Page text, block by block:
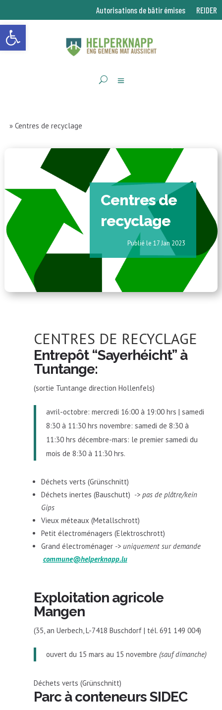
Ouvrir la barre d’outils
Autorisations de bâtir émises REIDER
» Centres de recyclage
Centres de
recyclage
17 Jan 2023
CENTRES DE RECYCLAGE
Entrepôt “Sayerhéicht” à
Tuntange:
(sortie Tuntange direction Hollenfels)
avril-octobre: mercredi 16:00 à 19:00 hrs | samedi
8:30 à 11:30 hrs novembre: samedi de 8:30 à
11:30 hrs décembre-mars: le premier samedi du
mois de 8:30 à 11:30 hrs.
Déchets verts (Grünschnitt)
Déchets inertes (Bauschutt) -> pas de plâtre/kein
Gips
Vieux méteaux (Metallschrott)
Petit électroménagers (Elektroschrott)
Grand électroménager -> uniquement sur demande
commune@helperknapp.lu
Exploitation agricole
Mangen
(35, an Uerbech, L-7418 Buschdorf | tél. 691 149 004)
ouvert du 15 mars au 15 novembre (sauf dimanche)
Déchets verts (Grünschnitt)
Parc à conteneurs SIDEC